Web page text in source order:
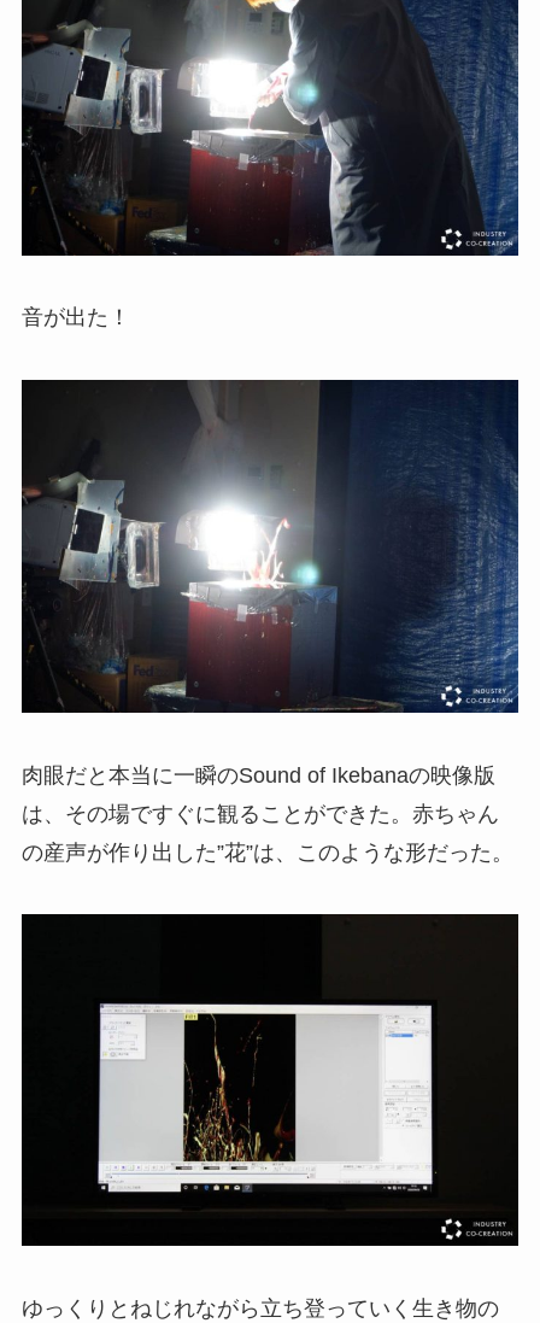
音が出た！
肉眼だと本当に一瞬のSound of Ikebanaの映像版
は、その場ですぐに観ることができた。赤ちゃん
の産声が作り出した”花”は、このような形だった。
ゆっくりとねじれながら立ち登っていく生き物の